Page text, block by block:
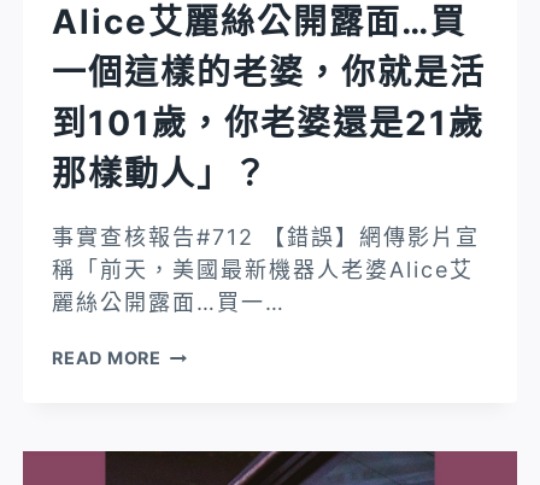
元
警
方
在
外
面
等」、
「桃
園
鎮
直
Alice艾麗絲公開露面…買
一個這樣的老婆，你就是活
到101歲，你老婆還是21歲
那樣動人」？
事實查核報告#712 【錯誤】網傳影片宣
稱「前天，美國最新機器人老婆Alice艾
麗絲公開露面…買一…
READ MORE 【錯
傳